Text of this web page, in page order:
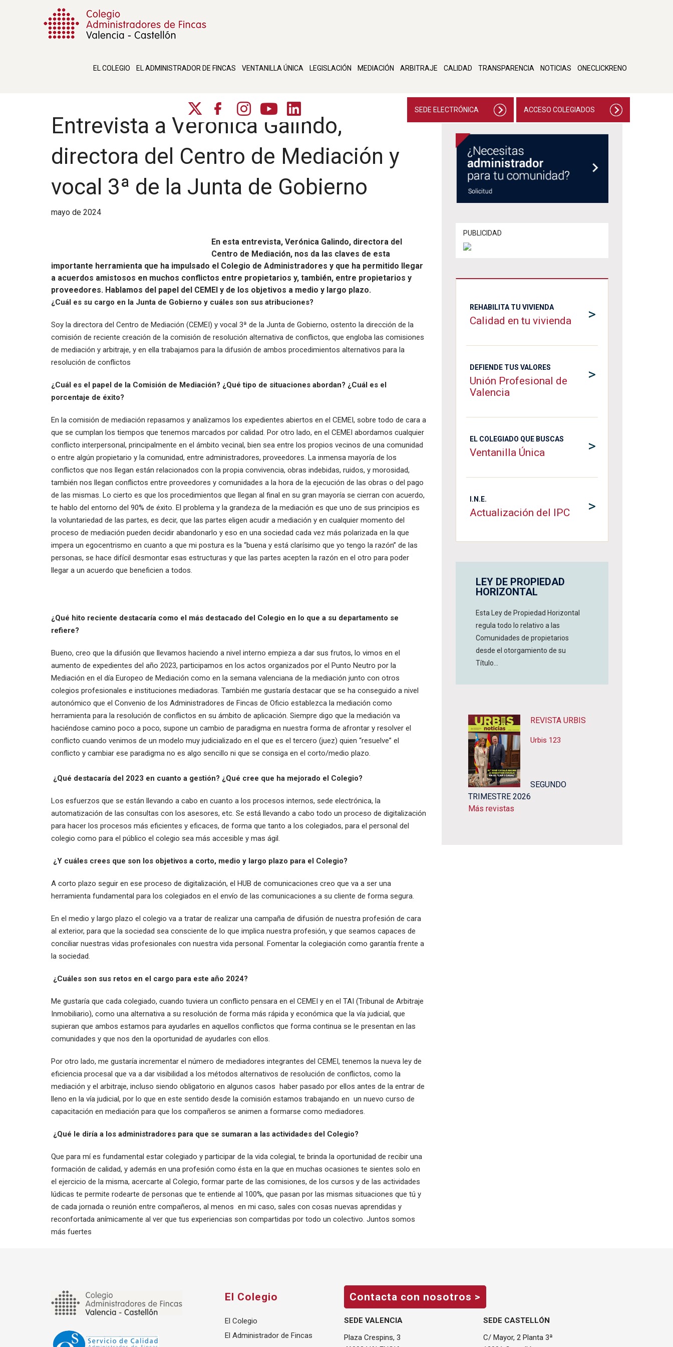
EL COLEGIO EL ADMINISTRADOR DE FINCAS VENTANILLA ÚNICA LEGISLACIÓN MEDIACIÓN ARBITRAJE CALIDAD TRANSPARENCIA NOTICIAS ONECLICKRENO
ACCESO COLEGIADOS
SEDE ELECTRÓNICA
Entrevista a Verónica Galindo,
directora del Centro de Mediación y
vocal 3ª de la Junta de Gobierno
mayo de 2024
En esta entrevista, Verónica Galindo, directora del
Centro de Mediación, nos da las claves de esta
importante herramienta que ha impulsado el Colegio de Administradores y que ha permitido llegar
a acuerdos amistosos en muchos conflictos entre propietarios y, también, entre propietarios y
proveedores. Hablamos del papel del CEMEI y de los objetivos a medio y largo plazo.
¿Cuál es su cargo en la Junta de Gobierno y cuáles son sus atribuciones?
Soy la directora del Centro de Mediación (CEMEI) y vocal 3ª de la Junta de Gobierno, ostento la dirección de la
comisión de reciente creación de la comisión de resolución alternativa de conflictos, que engloba las comisiones
de mediación y arbitraje, y en ella trabajamos para la difusión de ambos procedimientos alternativos para la
resolución de conflictos
¿Cuál es el papel de la Comisión de Mediación? ¿Qué tipo de situaciones abordan? ¿Cuál es el
porcentaje de éxito?
En la comisión de mediación repasamos y analizamos los expedientes abiertos en el CEMEI, sobre todo de cara a
que se cumplan los tiempos que tenemos marcados por calidad. Por otro lado, en el CEMEI abordamos cualquier
conflicto interpersonal, principalmente en el ámbito vecinal, bien sea entre los propios vecinos de una comunidad
o entre algún propietario y la comunidad, entre administradores, proveedores. La inmensa mayoría de los
conflictos que nos llegan están relacionados con la propia convivencia, obras indebidas, ruidos, y morosidad,
también nos llegan conflictos entre proveedores y comunidades a la hora de la ejecución de las obras o del pago
de las mismas. Lo cierto es que los procedimientos que llegan al final en su gran mayoría se cierran con acuerdo,
te hablo del entorno del 90% de éxito. El problema y la grandeza de la mediación es que uno de sus principios es
la voluntariedad de las partes, es decir, que las partes eligen acudir a mediación y en cualquier momento del
proceso de mediación pueden decidir abandonarlo y eso en una sociedad cada vez más polarizada en la que
impera un egocentrismo en cuanto a que mi postura es la “buena y está clarísimo que yo tengo la razón” de las
personas, se hace difícil desmontar esas estructuras y que las partes acepten la razón en el otro para poder
llegar a un acuerdo que beneficien a todos.
¿Qué hito reciente destacaría como el más destacado del Colegio en lo que a su departamento se
refiere?
Bueno, creo que la difusión que llevamos haciendo a nivel interno empieza a dar sus frutos, lo vimos en el
aumento de expedientes del año 2023, participamos en los actos organizados por el Punto Neutro por la
Mediación en el día Europeo de Mediación como en la semana valenciana de la mediación junto con otros
colegios profesionales e instituciones mediadoras. También me gustaría destacar que se ha conseguido a nivel
autonómico que el Convenio de los Administradores de Fincas de Oficio establezca la mediación como
herramienta para la resolución de conflictos en su ámbito de aplicación. Siempre digo que la mediación va
haciéndose camino poco a poco, supone un cambio de paradigma en nuestra forma de afrontar y resolver el
conflicto cuando venimos de un modelo muy judicializado en el que es el tercero (juez) quien “resuelve” el
conflicto y cambiar ese paradigma no es algo sencillo ni que se consiga en el corto/medio plazo.
¿Qué destacaría del 2023 en cuanto a gestión? ¿Qué cree que ha mejorado el Colegio?
Los esfuerzos que se están llevando a cabo en cuanto a los procesos internos, sede electrónica, la
automatización de las consultas con los asesores, etc. Se está llevando a cabo todo un proceso de digitalización
para hacer los procesos más eficientes y eficaces, de forma que tanto a los colegiados, para el personal del
colegio como para el público el colegio sea más accesible y mas ágil.
¿Y cuáles crees que son los objetivos a corto, medio y largo plazo para el Colegio?
A corto plazo seguir en ese proceso de digitalización, el HUB de comunicaciones creo que va a ser una
herramienta fundamental para los colegiados en el envío de las comunicaciones a su cliente de forma segura.
En el medio y largo plazo el colegio va a tratar de realizar una campaña de difusión de nuestra profesión de cara
al exterior, para que la sociedad sea consciente de lo que implica nuestra profesión, y que seamos capaces de
conciliar nuestras vidas profesionales con nuestra vida personal. Fomentar la colegiación como garantía frente a
la sociedad.
¿Cuáles son sus retos en el cargo para este año 2024?
Me gustaría que cada colegiado, cuando tuviera un conflicto pensara en el CEMEI y en el TAI (Tribunal de Arbitraje
Inmobiliario), como una alternativa a su resolución de forma más rápida y económica que la vía judicial, que
supieran que ambos estamos para ayudarles en aquellos conflictos que forma continua se le presentan en las
comunidades y que nos den la oportunidad de ayudarles con ellos.
Por otro lado, me gustaría incrementar el número de mediadores integrantes del CEMEI, tenemos la nueva ley de
eficiencia procesal que va a dar visibilidad a los métodos alternativos de resolución de conflictos, como la
mediación y el arbitraje, incluso siendo obligatorio en algunos casos haber pasado por ellos antes de la entrar de
lleno en la vía judicial, por lo que en este sentido desde la comisión estamos trabajando en un nuevo curso de
capacitación en mediación para que los compañeros se animen a formarse como mediadores.
¿Qué le diría a los administradores para que se sumaran a las actividades del Colegio?
Que para mí es fundamental estar colegiado y participar de la vida colegial, te brinda la oportunidad de recibir una
formación de calidad, y además en una profesión como ésta en la que en muchas ocasiones te sientes solo en
el ejercicio de la misma, acercarte al Colegio, formar parte de las comisiones, de los cursos y de las actividades
lúdicas te permite rodearte de personas que te entiende al 100%, que pasan por las mismas situaciones que tú y
de cada jornada o reunión entre compañeros, al menos en mi caso, sales con cosas nuevas aprendidas y
reconfortada anímicamente al ver que tus experiencias son compartidas por todo un colectivo. Juntos somos
más fuertes
PUBLICIDAD
>
REHABILITA TU VIVIENDA
Calidad en tu vivienda
>
DEFIENDE TUS VALORES
Unión Profesional de
Valencia
>
EL COLEGIADO QUE BUSCAS
Ventanilla Única
>
I.N.E.
Actualización del IPC
LEY DE PROPIEDAD
HORIZONTAL
Esta Ley de Propiedad Horizontal
regula todo lo relativo a las
Comunidades de propietarios
desde el otorgamiento de su
Título...
REVISTA URBIS
Urbis 123
SEGUNDO
TRIMESTRE 2026
Más revistas
El Colegio
El Colegio
El Administrador de Fincas
Contacta con nosotros >
SEDE VALENCIA
Plaza Crespins, 3
SEDE CASTELLÓN
C/ Mayor, 2 Planta 3ª